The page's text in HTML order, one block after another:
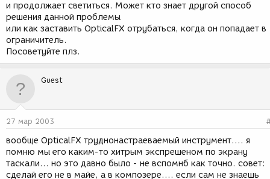
и продолжает светиться. Может кто знает другой способ
решения данной проблемы
или как заставить OpticalFX отрубаться, когда он попадает в
ограничитель.
Посоветуйте плз.
Guest
27 мар 2003
вообще OpticalFX труднонастраеваемый инструмент.... я
помню мы его каким-то хитрым экспрешеном по экрану
таскали... но это давно было - не вспомнб как точно. совет:
сделай его не в майе, а в композере.... если сам не знаешь